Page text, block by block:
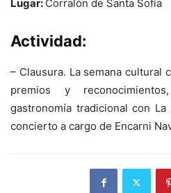
Lugar: Corralón de Santa Sofía
Actividad:
– Clausura. La semana cultural
premios y
gastronomía tradicional con
concierto a cargo de Encarni